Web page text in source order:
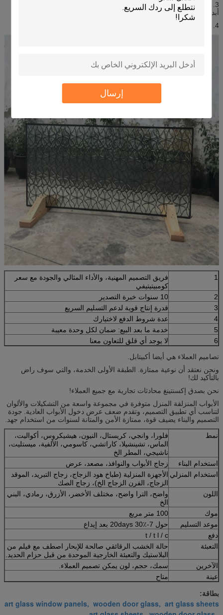
إرسال
3. نظارات منقوشة الثقيلة توفر قوة إضافية ودعم وأنماط سوف تتلاشى
أبدا.
4. يمكن قطع، الأرض، حفر، خفف، مغلفة والمطبوعة، الخ.
1
فريق التصميم المهنية، والأداء المثالي والجودة مع سعر
كومبيتيتيفي
2
10 سنوات خبرة التصدير
3
قدرة إنتاج قوية لدعم التسليم السريع
4
عدة شروط الدفع لاختيارك
5
خدمة ما بعد البيع: ضمان لكل وحدة معيبة
6
لا يوجد أي قلق للتعاون معنا
تصاميم العملاء هي أيضا أكبيتابل.
ونحن نعتقد أن نوعية ممتازة. الطبقة الأولى الخدمة، والتي سوف راض
بالتأكيد لك!
نحن بصدق إكسنتينغ محادثات تجارية مع جميع العملاء!
الأبواب المنزلقة المنزل متوفرة في مجموعة واسعة من التشكيلات والألوان
لتناسب أي تطبيق التصميم، وتقدم ضعف عرض دخول الأبواب العادية. جودة
التصميم والبناء يضيف قوة، ممتازة الأمن والمتانة لسنوات من استخدام جهد.
نمط
فلورا، وانجي، كريستال، النيون، هيشيكروس، أكواليت،
الماس، تشينشيلا، كاراتشي، كاسومي، الألفية، ميستليت،
ناشيجي، المطر الخ
استخدام البناء
زجاج الأبواب والنوافذ، مصعد، عرض
استخدام المنزلي الأجهزة المنزلية (طباخ هود الزجاج، زجاج التبريد، الموقد
الزجاج، الفرن الزجاج الخ)، زجاج الصك
اللون
واضح، الترا واضح، مختلف الأخضر، الأزرق، رمادي، البني
الخ
موك
100 متر مربع
موعد التسليم
حول 7-20days 30٪ بعد إيداع
دفع
t / t l / c
التعبئة
حالة الخشب الرقائقي صالحة للإبحار اصطف مع فيلم من
البلاستيك والتعبئة الخارجية الموحدة من قبل حزام الحديد.
الآخرين
سمك، حجم، لون يمكن تصميم العملاء.
عينة
متاح
بطاقة:
art glass window panels, wooden door glass, art glass sheets